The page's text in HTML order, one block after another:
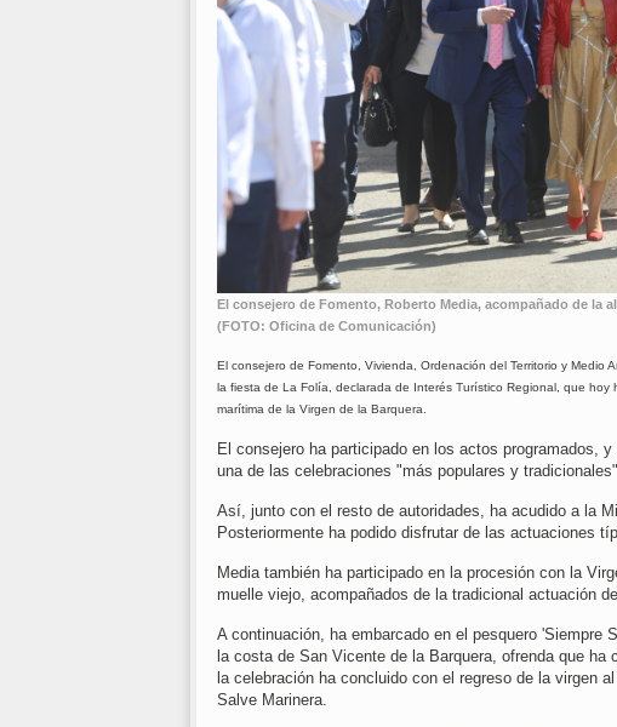
El consejero de Fomento, Roberto Media, acompañado de la
(FOTO: Oficina de Comunicación)
El consejero de Fomento, Vivienda, Ordenación del Territorio y
la fiesta de La Folía, declarada de Interés Turístico Regional, que
marítima de la Virgen de la Barquera.
El consejero ha participado en los actos programados,
una de las celebraciones "más populares y
Así, junto con el resto de autoridades, ha acudido a la
Posteriormente ha podido disfrutar de las actuaciones
Media también ha participado en la procesión con la
muelle viejo, acompañados de la tradicional actuación
A continuación, ha embarcado en el pesquero 'Siempre
la costa de San Vicente de la Barquera, ofrenda que
la celebración ha concluido con el regreso de la virgen
Salve Marinera.